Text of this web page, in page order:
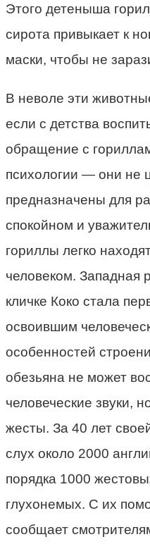
Этого детеныша
сирота привыкает к
маски, чтобы не
В неволе эти
если с детства
обращение с
психологии — они не
предназначены для
спокойном и
гориллы легко
человеком. Западная
кличке Коко стала
освоившим
особенностей
обезьяна не может
человеческие звуки,
жесты. За 40 лет
слух около 2000
порядка 1000
глухонемых. С их
сообщает